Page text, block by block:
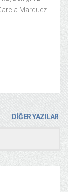
Marquez
DİĞER YAZILAR